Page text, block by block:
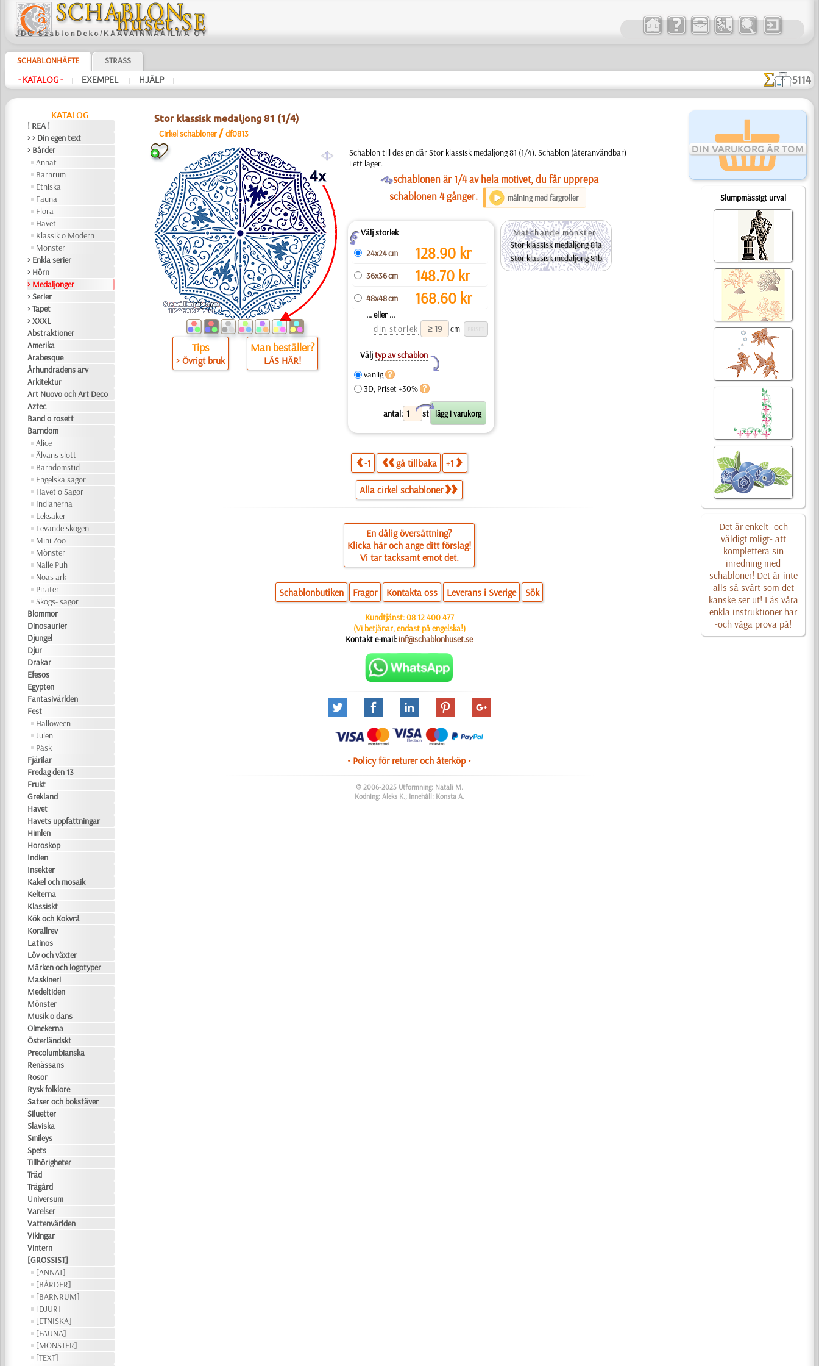
SCHABLONHÄFTE STRASS
- KATALOG - | EXEMPEL | HJÄLP | 5114
- KATALOG -
! REA !
> > Din egen text
> Bårder
Annat
Barnrum
Etniska
Fauna
Flora
Havet
Klassik o Modern
Mönster
> Enkla serier
> Hörn
> Medaljonger
> Serier
> Tapet
> XXXL
Abstraktioner
Amerika
Arabesque
Århundradens arv
Arkitektur
Art Nuovo och Art Deco
Aztec
Band o rosett
Barndom
Alice
Älvans slott
Barndomstid
Engelska sagor
Havet o Sagor
Indianerna
Leksaker
Levande skogen
Mini Zoo
Mönster
Nalle Puh
Noas ark
Pirater
Skogs- sagor
Blommor
Dinosaurier
Djungel
Djur
Drakar
Efesos
Egypten
Fantasivärlden
Fest
Halloween
Julen
Påsk
Fjärilar
Fredag den 13
Frukt
Grekland
Havet
Havets uppfattningar
Himlen
Horoskop
Indien
Insekter
Kakel och mosaik
Kelterna
Klassiskt
Kök och Kokvrå
Korallrev
Latinos
Löv och växter
Märken och logotyper
Maskineri
Medeltiden
Mönster
Musik o dans
Olmekerna
Österländskt
Precolumbianska
Renässans
Rosor
Rysk folklore
Satser och bokstäver
Siluetter
Slaviska
Smileys
Spets
Tillhörigheter
Träd
Trägård
Universum
Varelser
Vattenvärlden
Vikingar
Vintern
[GROSSIST]
[ANNAT]
[BÅRDER]
[BARNRUM]
[DJUR]
[ETNISKA]
[FAUNA]
[MÖNSTER]
[TEXT]
DIN VARUKORG ÄR TOM
Slumpmässigt urval
Det är enkelt -och
väldigt roligt- att
komplettera sin
inredning med
schabloner! Det är inte
alls så svårt som det
kanske ser ut! Läs våra
enkla instruktioner här
-och våga prova på!
Stor klassisk medaljong 81 (1/4)
Cirkel schabloner /df0813
a
Tips
> Övrigt bruk
Man beställer?
LÄS HÄR!
Schablon till design där Stor klassisk medaljong 81 (1/4). Schablon (återanvändbar)
i ett lager.
Oschablonen är 1/4 av hela motivet, du får upprepa
schablonen 4 gånger.
målning med färgroller
ZVälj storlek
24x24 cm
128.90kr
36x36 cm 148.70kr
48x48 cm 168.60kr
... eller ...
din storlek
cm
Väljtyp av schablon
Y
vanlig
3D, Priset +30%
antal: st.
X
Matchande mönster:
Stor klassisk medaljong 81a
Stor klassisk medaljong 81b
-1 gå tillbaka +1
Alla cirkel schabloner
En dålig översättning?
Klicka här och ange ditt förslag!
Vi tar tacksamt emot det.
Schablonbutiken Fragor Kontakta oss Leverans i Sverige Sök
Kundtjänst:08 12 400 477
(Vi betjänar, endast på engelska!)
Kontakt e-mail: inf@schablonhuset.se
• Policy för returer och återköp •
© 2006-2025 Utformning: Natali M.
Kodning: Aleks K.; Innehåll: Konsta A.